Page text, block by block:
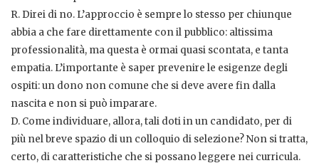
R. Direi di no. L’approccio è sempre lo stesso per chiunque
abbia a che fare direttamente con il pubblico: altissima
professionalità, ma questa è ormai quasi scontata, e tanta
empatia. L’importante è saper prevenire le esigenze degli
ospiti: un dono non comune che si deve avere fin dalla
nascita e non si può imparare.
D. Come individuare, allora, tali doti in un candidato, per di
più nel breve spazio di un colloquio di selezione? Non si tratta,
certo, di caratteristiche che si possano leggere nei curricula.